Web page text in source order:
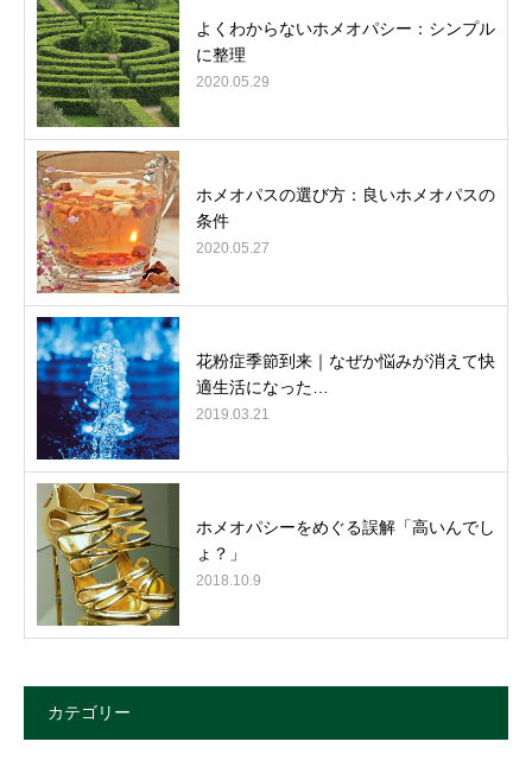
よくわからないホメオパシー：シンプル
に整理
2020.05.29
ホメオパスの選び方：良いホメオパスの
条件
2020.05.27
花粉症季節到来｜なぜか悩みが消えて快
適生活になった…
2019.03.21
ホメオパシーをめぐる誤解「高いんでし
ょ？」
2018.10.9
カテゴリー